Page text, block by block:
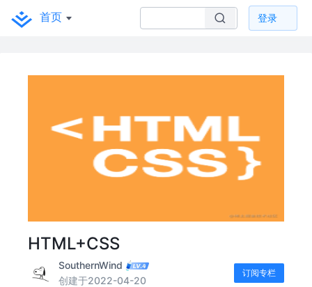
首页 登录
HTML+CSS
SouthernWind
创建于2022-04-20
订阅专栏